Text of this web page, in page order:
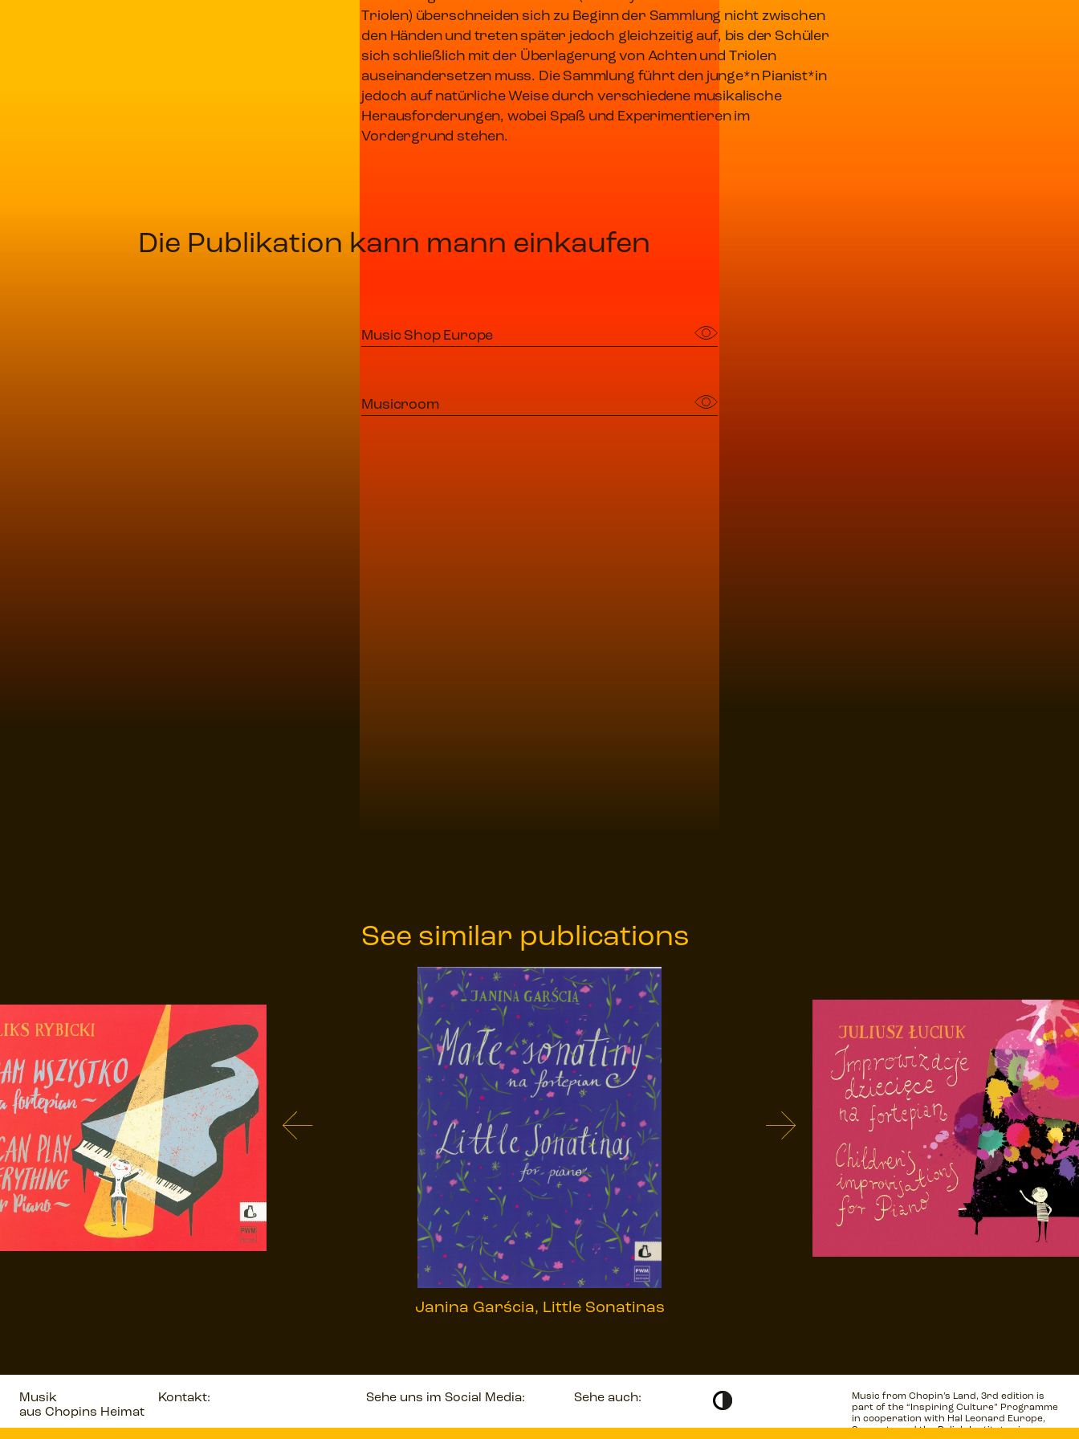
Triolen) überschneiden sich zu Beginn der Sammlung nicht zwischen
den Händen und treten später jedoch gleichzeitig auf, bis der Schüler
sich schließlich mit der Überlagerung von Achten und Triolen
auseinandersetzen muss. Die Sammlung führt den junge*n Pianist*in
jedoch auf natürliche Weise durch verschiedene musikalische
Herausforderungen, wobei Spaß und Experimentieren im
Vordergrund stehen.
Die Publikation kann mann einkaufen
Music Shop Europe
Musicroom
See similar publications
Janina Garścia, Little Sonatinas
Musik
aus Chopins Heimat
Kontakt: Sehe uns im Social Media: Sehe auch:
Music from Chopin’s Land, 3rd edition is
part of the “Inspiring Culture” Programme
in cooperation with Hal Leonard Europe,
Sarasate and the Polish Institutes in